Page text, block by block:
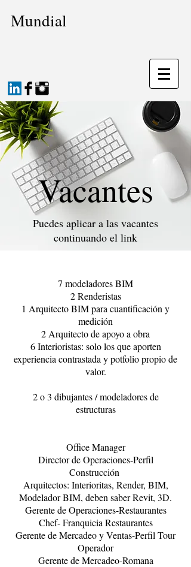
Mundial
Vacantes
Puedes aplicar a las vacantes
continuando el link
7 modeladores BIM
2 Renderistas
1 Arquitecto BIM para cuantificación y
medición
2 Arquitecto de apoyo a obra
6 Interioristas: solo los que aporten
experiencia contrastada y potfolio propio de
valor.
2 o 3 dibujantes / modeladores de
estructuras
Office Manager
Director de Operaciones-Perfil
Construcción
Arquitectos: Interioritas, Render, BIM,
Modelador BIM, deben saber Revit, 3D.
Gerente de Operaciones-Restaurantes
Chef- Franquicia Restaurantes
Gerente de Mercadeo y Ventas-Perfil Tour
Operador
Gerente de Mercadeo-Romana